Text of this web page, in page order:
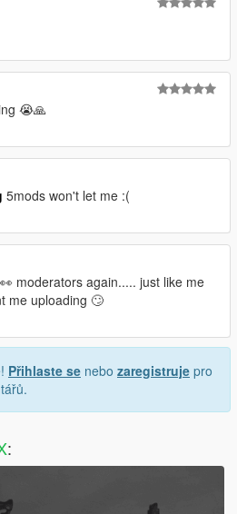
😭🙏
5mods won't let me :(
moderators again..... just like me
me uploading 🙄
Přihlaste se nebo zaregistruje pro
: